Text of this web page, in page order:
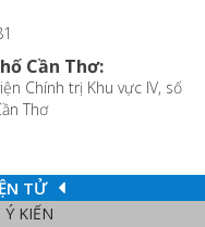
Cần Thơ:
Chính trị Khu vực IV, số
Thơ
TỬ
KIẾN